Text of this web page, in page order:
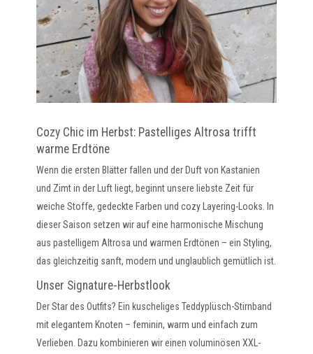
Cozy Chic im Herbst: Pastelliges Altrosa trifft
warme Erdtöne
Wenn die ersten Blätter fallen und der Duft von Kastanien
und Zimt in der Luft liegt, beginnt unsere liebste Zeit für
weiche Stoffe, gedeckte Farben und cozy Layering-Looks. In
dieser Saison setzen wir auf eine harmonische Mischung
aus pastelligem Altrosa und warmen Erdtönen – ein Styling,
das gleichzeitig sanft, modern und unglaublich gemütlich ist.
Unser Signature-Herbstlook
Der Star des Outfits? Ein kuscheliges Teddyplüsch-Stirnband
mit elegantem Knoten – feminin, warm und einfach zum
Verlieben. Dazu kombinieren wir einen voluminösen XXL-